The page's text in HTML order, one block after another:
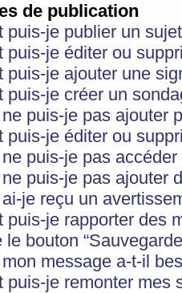
de publication
puis-je publier un
puis-je éditer ou
puis-je ajouter une
puis-je créer un
puis-je pas ajouter
puis-je éditer ou
puis-je pas
puis-je pas ajouter
je reçu un
puis-je rapporter des
le bouton
message a-t-il
puis-je remonter mes